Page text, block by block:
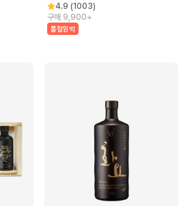
4.9 (1003)
구매 9,900+
품절임박